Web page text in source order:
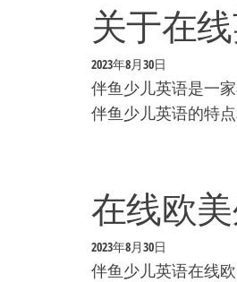
关于在
2023年8月30日
伴鱼少儿英语是一
伴鱼少儿英语的特点
在线欧
2023年8月30日
伴鱼少儿英语在线